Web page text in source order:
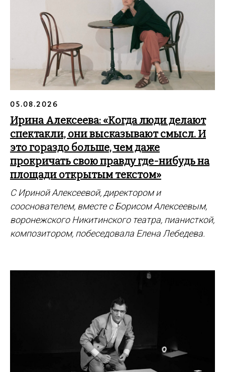
05.08.2026
Ирина Алексеева: «Когда люди делают
спектакли, они высказывают смысл. И
это гораздо больше, чем даже
прокричать свою правду где-нибудь на
площади открытым текстом»
С Ириной Алексеевой, директором и
сооснователем, вместе с Борисом Алексеевым,
воронежского Никитинского театра, пианисткой,
композитором, побеседовала Елена Лебедева.